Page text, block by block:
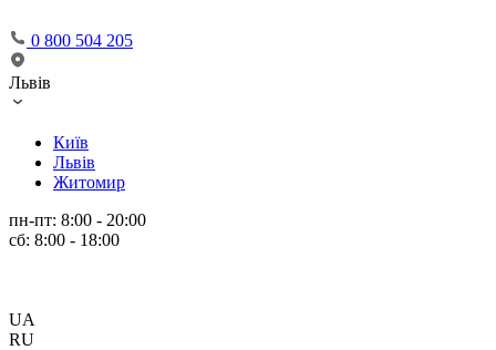
0 800 504 205
Львів
Київ
Львів
Житомир
пн-пт: 8:00 - 20:00
сб: 8:00 - 18:00
UA
RU